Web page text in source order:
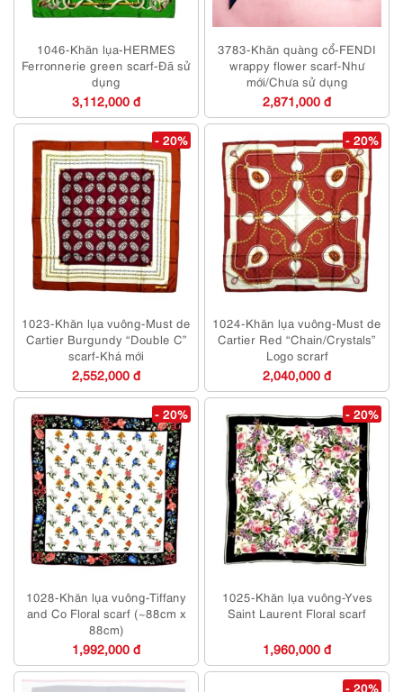
1046-Khăn lụa-HERMES
Ferronnerie green scarf-Đã sử
dụng
3,112,000 đ
3783-Khăn quàng cổ-FENDI
wrappy flower scarf-Như
mới/Chưa sử dụng
2,871,000 đ
- 20%
1023-Khăn lụa vuông-Must de
Cartier Burgundy “Double C”
scarf-Khá mới
2,552,000 đ
- 20%
1024-Khăn lụa vuông-Must de
Cartier Red “Chain/Crystals”
Logo scrarf
2,040,000 đ
- 20%
1028-Khăn lụa vuông-Tiffany
and Co Floral scarf (~88cm x
88cm)
1,992,000 đ
- 20%
1025-Khăn lụa vuông-Yves
Saint Laurent Floral scarf
1,960,000 đ
- 20%